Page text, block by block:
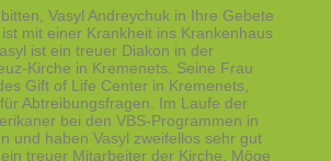
Vasyl Andreychuk in Ihre Gebete
mit einer Krankheit ins Krankenhaus
ist ein treuer Diakon in der
Kirche in Kremenets. Seine Frau
Gift of Life Center in Kremenets,
Abtreibungsfragen. Im Laufe der
bei den VBS-Programmen in
und haben Vasyl zweifellos sehr gut
treuer Mitarbeiter der Kirche. Möge